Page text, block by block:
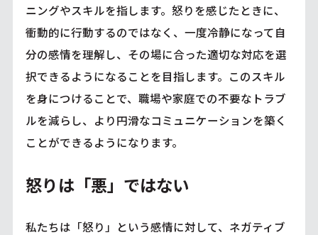
ニングやスキルを指します。怒りを感じたときに、
衝動的に行動するのではなく、一度冷静になって自
分の感情を理解し、その場に合った適切な対応を選
択できるようになることを目指します。このスキル
を身につけることで、職場や家庭での不要なトラブ
ルを減らし、より円滑なコミュニケーションを築く
ことができるようになります。
怒りは「悪」ではない
私たちは「怒り」という感情に対して、ネガティブ